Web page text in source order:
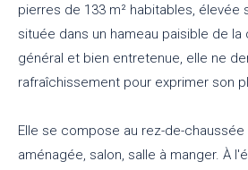
pierres de 133 m² habitables, élevée
située dans un hameau paisible de
général et bien entretenue, elle ne
rafraîchissement pour exprimer son
Elle se compose au rez-de-
aménagée, salon, salle à manger. À